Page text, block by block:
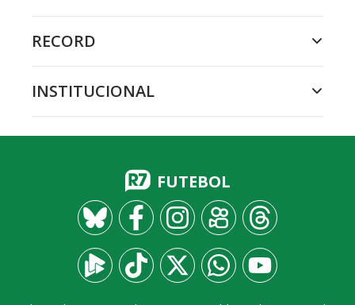
RECORD
INSTITUCIONAL
FUTEBOL